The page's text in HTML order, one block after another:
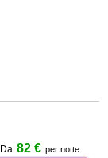
Da 82 € per notte